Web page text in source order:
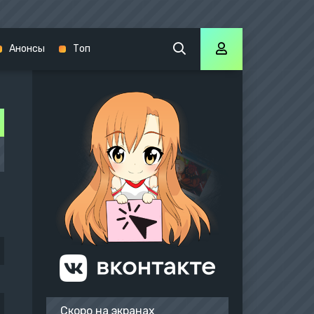
Скоро на экранах
Анонсы Топ